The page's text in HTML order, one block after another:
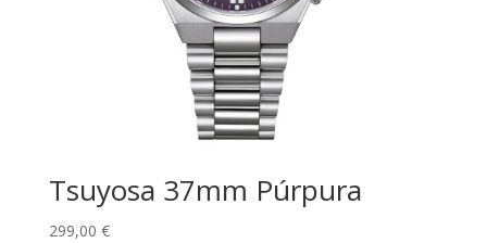
Tsuyosa 37mm Púrpura
299,00 €